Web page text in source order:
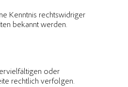
Kenntnis rechtswidriger
bekannt werden.
oder
rechtlich verfolgen.